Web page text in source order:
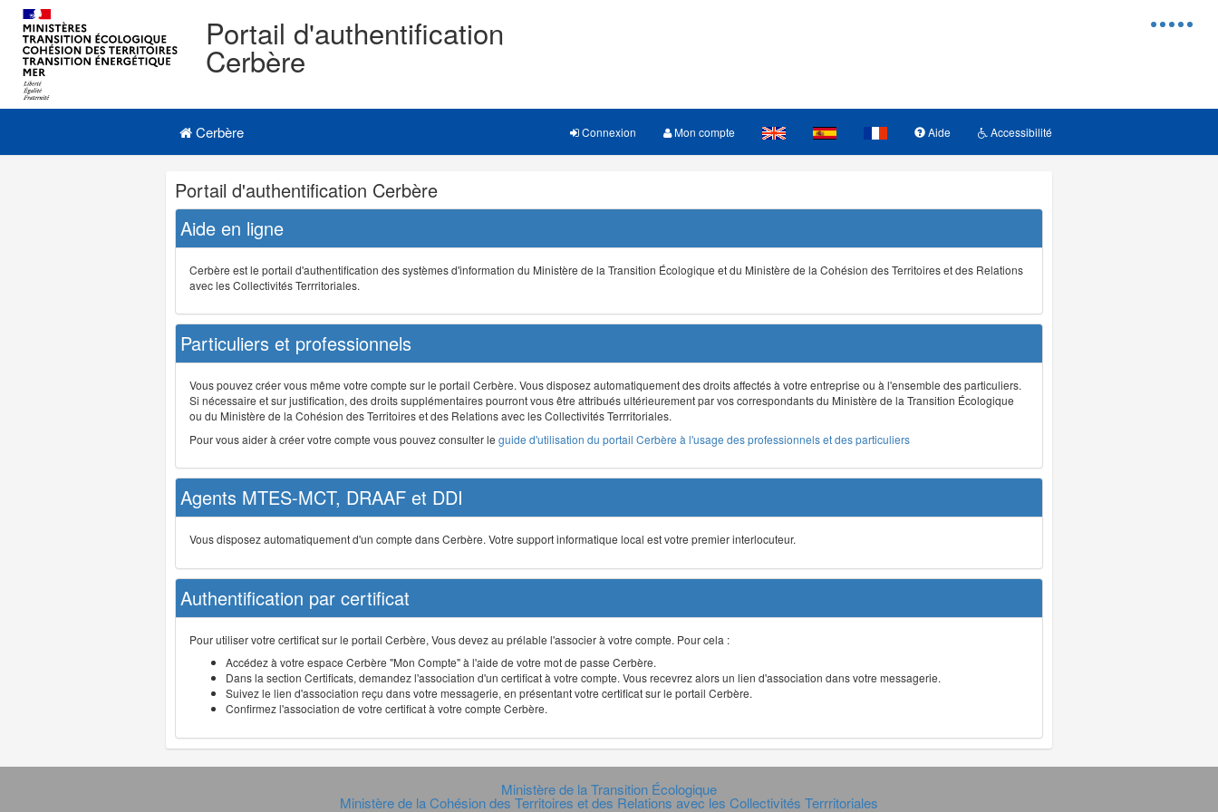
Menu
Portail d'authentification
Cerbère
Navigation
Menu principal
Cerbère Connexion Mon compte Aide Accessibilité
Navigation
et
outils
annexes
Portail d'authentification Cerbère
Aide en ligne
Cerbère est le portail d'authentification des systèmes d'information du Ministère de la Transition Écologique et du Ministère de la Cohésion des Territoires et des Relations
avec les Collectivités Terrritoriales.
Particuliers et professionnels
Vous pouvez créer vous même votre compte sur le portail Cerbère. Vous disposez automatiquement des droits affectés à votre entreprise ou à l'ensemble des particuliers.
Si nécessaire et sur justification, des droits supplémentaires pourront vous être attribués ultérieurement par vos correspondants du Ministère de la Transition Écologique
ou du Ministère de la Cohésion des Territoires et des Relations avec les Collectivités Terrritoriales.
Pour vous aider à créer votre compte vous pouvez consulter le guide d'utilisation du portail Cerbère à l'usage des professionnels et des particuliers
Agents MTES-MCT, DRAAF et DDI
Vous disposez automatiquement d'un compte dans Cerbère. Votre support informatique local est votre premier interlocuteur.
Authentification par certificat
Pour utiliser votre certificat sur le portail Cerbère, Vous devez au prélable l'associer à votre compte. Pour cela :
Accédez à votre espace Cerbère "Mon Compte" à l'aide de votre mot de passe Cerbère.
Dans la section Certificats, demandez l'association d'un certificat à votre compte. Vous recevrez alors un lien d'association dans votre messagerie.
Suivez le lien d'association reçu dans votre messagerie, en présentant votre certificat sur le portail Cerbère.
Confirmez l'association de votre certificat à votre compte Cerbère.
Ministère de la Transition Écologique
Ministère de la Cohésion des Territoires et des Relations avec les Collectivités Terrritoriales